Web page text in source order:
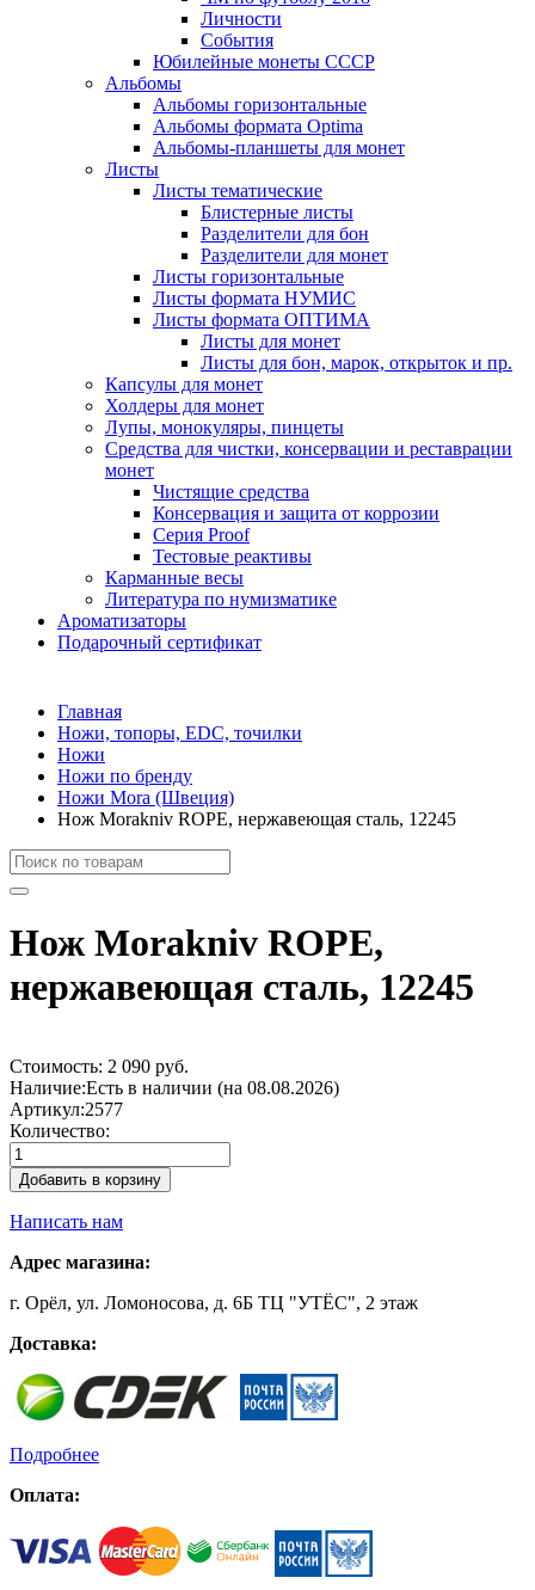
Личности
События
Юбилейные монеты СССР
Альбомы
Альбомы горизонтальные
Альбомы формата Optima
Альбомы-планшеты для монет
Листы
Листы тематические
Блистерные листы
Разделители для бон
Разделители для монет
Листы горизонтальные
Листы формата НУМИС
Листы формата ОПТИМА
Листы для монет
Листы для бон, марок, открыток и пр.
Капсулы для монет
Холдеры для монет
Лупы, монокуляры, пинцеты
Средства для чистки, консервации и реставрации
монет
Чистящие средства
Консервация и защита от коррозии
Серия Proof
Тестовые реактивы
Карманные весы
Литература по нумизматике
Ароматизаторы
Подарочный сертификат
Главная
Ножи, топоры, EDC, точилки
Ножи
Ножи по бренду
Ножи Mora (Швеция)
Нож Morakniv ROPE, нержавеющая сталь, 12245
Нож Morakniv ROPE,
нержавеющая сталь, 12245
Стоимость: 2 090 руб.
Наличие:Есть в наличии (на 08.08.2026)
Артикул:2577
Количество:
Добавить в корзину
Написать нам
Адрес магазина:
г. Орёл, ул. Ломоносова, д. 6Б ТЦ "УТЁС", 2 этаж
Доставка:
Подробнее
Оплата: